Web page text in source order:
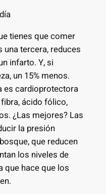
tienes que comer
tercera, reduces
infarto. Y, si
un 15% menos.
es cardioprotectora
ácido fólico,
¿Las mejores? Las
la presión
que reducen
los niveles de
que hace que los